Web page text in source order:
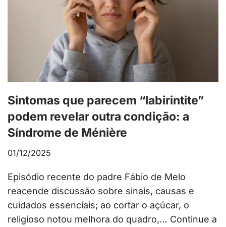
Sintomas que parecem “labirintite”
podem revelar outra condição: a
Síndrome de Ménière
01/12/2025
Episódio recente do padre Fábio de Melo
reacende discussão sobre sinais, causas e
cuidados essenciais; ao cortar o açúcar, o
religioso notou melhora do quadro,… Continue a